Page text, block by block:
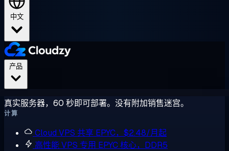
中文
真实服务器，60 秒即可部署。没有附加销售迷宫。
计算
Cloud VPS 共享 EPYC，$2.48/月起
高性能 VPS 专用 EPYC 核心，DDR5